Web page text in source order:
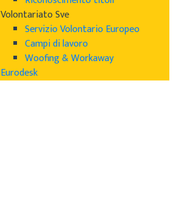
Volontariato Sve
Servizio Volontario Europeo
Campi di lavoro
Woofing & Workaway
Eurodesk